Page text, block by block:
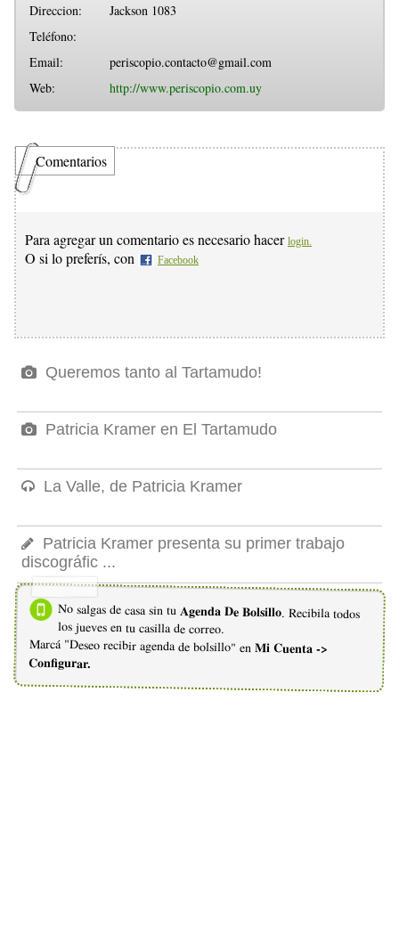
Direccion:
Jackson 1083
Teléfono:
Email:
periscopio.contacto@gmail.com
Web:
http://www.periscopio.com.uy
Comentarios
Para agregar un comentario es necesario hacer login.
O si lo preferís, con Facebook
Queremos tanto al Tartamudo!
Patricia Kramer en El Tartamudo
La Valle, de Patricia Kramer
Patricia Kramer presenta su primer trabajo
discográfic ...
No salgas de casa sin tu Agenda De Bolsillo. Recibila todos
los jueves en tu casilla de correo.
Marcá "Deseo recibir agenda de bolsillo" en Mi Cuenta ->
Configurar.